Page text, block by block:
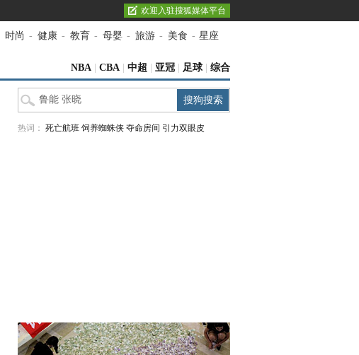
欢迎入驻搜狐媒体平台
时尚 - 健康 - 教育 - 母婴 - 旅游 - 美食 - 星座
NBA CBA 中超 亚冠 足球 综合
热词： 死亡航班 饲养蜘蛛侠 夺命房间 引力双眼皮